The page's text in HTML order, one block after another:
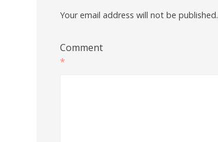
Your email address will not be published.
Comment
*